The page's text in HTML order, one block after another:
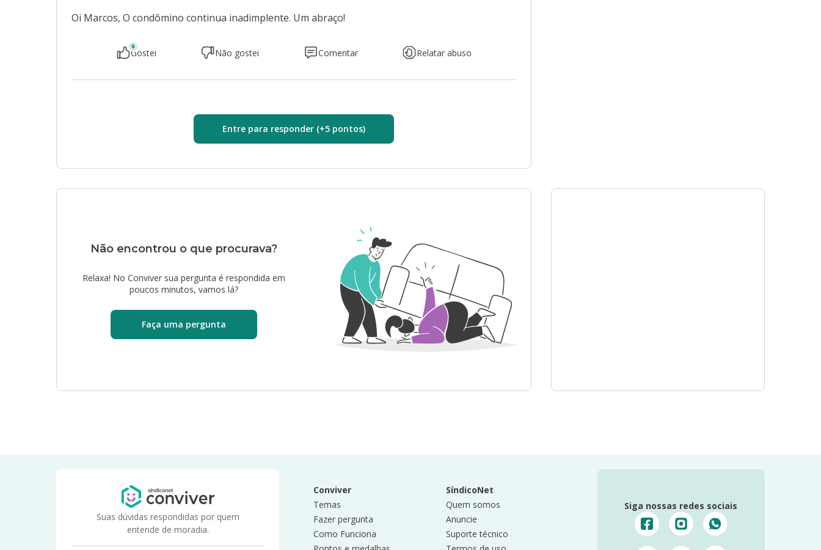
Oi Marcos, O condômino continua inadimplente. Um abraço!
0
Gostei Não gostei Comentar Relatar abuso
Entre para responder (+5 pontos)
Não encontrou o que procurava?
Relaxa! No Conviver sua pergunta é respondida em
poucos minutos, vamos lá?
Faça uma pergunta
Suas dúvidas respondidas por quem
entende de moradia.
Conviver
Temas
Fazer pergunta
Como Funciona
SíndicoNet
Quem somos
Anuncie
Suporte técnico
Siga nossas redes sociais